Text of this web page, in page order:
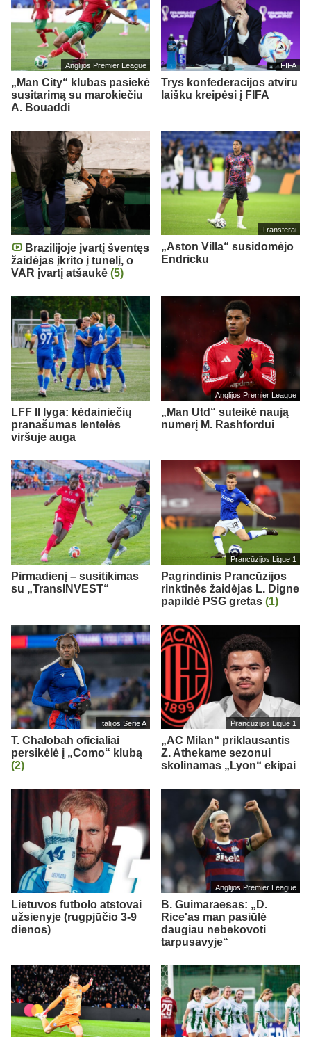
Anglijos Premier League
„Man City“ klubas pasiekė
susitarimą su marokiečiu
A. Bouaddi
FIFA
Trys konfederacijos atviru
laišku kreipėsi į FIFA
Brazilijoje įvartį šventęs
žaidėjas įkrito į tunelį, o
VAR įvartį atšaukė (5)
Transferai
„Aston Villa“ susidomėjo
Endricku
LFF II lyga: kėdainiečių
pranašumas lentelės
viršuje auga
Anglijos Premier League
„Man Utd“ suteikė naują
numerį M. Rashfordui
Pirmadienį – susitikimas
su „TransINVEST“
Prancūzijos Ligue 1
Pagrindinis Prancūzijos
rinktinės žaidėjas L. Digne
papildė PSG gretas (1)
Italijos Serie A
T. Chalobah oficialiai
persikėlė į „Como“ klubą
(2)
Prancūzijos Ligue 1
„AC Milan“ priklausantis
Z. Athekame sezonui
skolinamas „Lyon“ ekipai
Lietuvos futbolo atstovai
užsienyje (rugpjūčio 3-9
dienos)
Anglijos Premier League
B. Guimaraesas: „D.
Rice'as man pasiūlė
daugiau nebekovoti
tarpusavyje“